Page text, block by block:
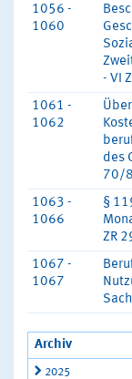
1056 -
1060
- VI
1061 -
1062
des
70/
1063 -
1066
§
ZR
1067 -
1067
Archiv
2025